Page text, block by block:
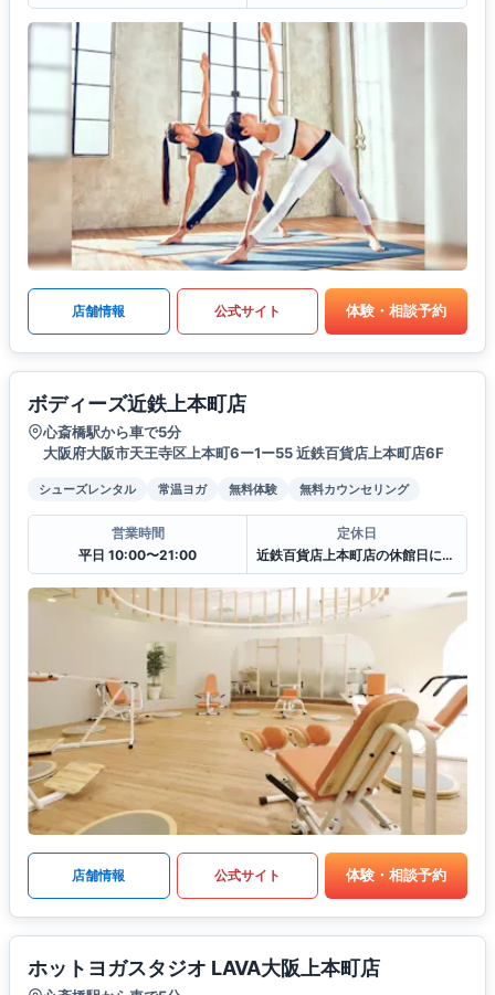
店舗情報 公式サイト 体験・相談予約
ボディーズ近鉄上本町店
心斎橋駅から車で5分
大阪府大阪市天王寺区上本町6ー1ー55 近鉄百貨店上本町店6F
シューズレンタル 常温ヨガ 無料体験 無料カウンセリング
営業時間
平日 10:00〜21:00
定休日
近鉄百貨店上本町店の休館日に準ずる
店舗情報 公式サイト 体験・相談予約
ホットヨガスタジオ LAVA大阪上本町店